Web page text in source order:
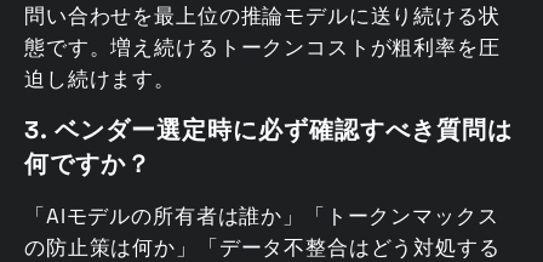
問い合わせを最上位の推論モデルに送り続ける状
態です。増え続けるトークンコストが粗利率を圧
迫し続けます。
3. ベンダー選定時に必ず確認すべき質問は
何ですか？
「AIモデルの所有者は誰か」「トークンマックス
の防止策は何か」「データ不整合はどう対処する